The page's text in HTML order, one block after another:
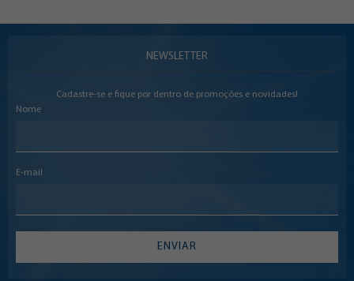
NEWSLETTER
Cadastre-se e fique por dentro de promoções e novidades!
Nome
E-mail
ENVIAR